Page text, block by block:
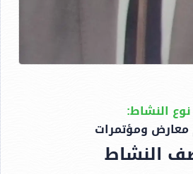
نوع النشاط:
ومؤتمرات
النشاط